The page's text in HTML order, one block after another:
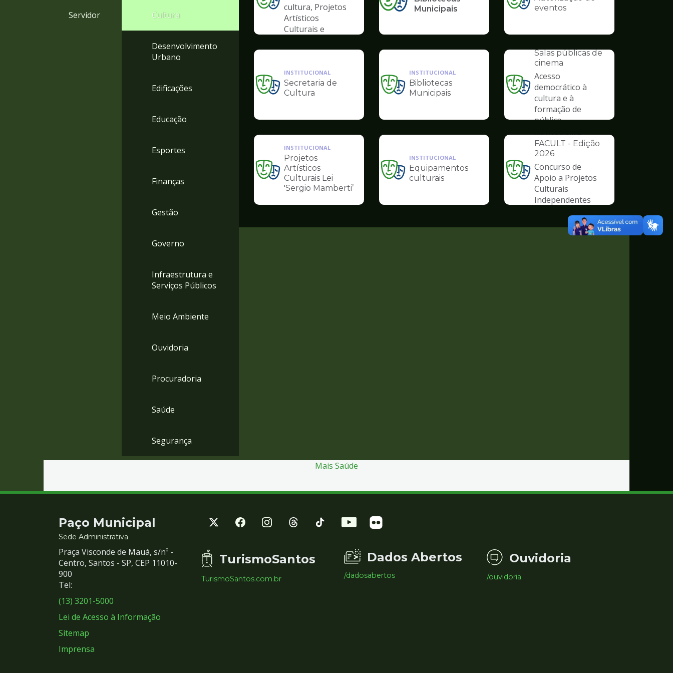
Servidor Cultura
Desenvolvimento
Urbano
Edificações
Educação
Esportes
Finanças
Gestão
Governo
Infraestrutura e
Serviços Públicos
Meio Ambiente
Ouvidoria
Procuradoria
Saúde
Segurança
Ilustração
pagina
de
Cultura
cultura, Projetos
Artísticos
Culturais e
Periferias
Municipais
Ilustração
de
Cultura
eventos
Ilustração
de
Cultura
INSTITUCIONAL
Secretaria de
Cultura
Ilustração
de
Cultura
INSTITUCIONAL
Bibliotecas
Municipais
Ilustração
pagina
de
Cultura
Salas públicas de
cinema
Acesso
democrático à
cultura e à
formação de
público
Ilustração
de
INSTITUCIONAL
Projetos
Artísticos
Culturais Lei
'Sergio Mamberti’
Ilustração
de
INSTITUCIONAL
Equipamentos
culturais
Ilustração
pagina
de
INSTITUCIONAL
FACULT - Edição
2026
Concurso de
Apoio a Projetos
Culturais
Independentes
Mais Saúde
Contato
e
Redes
Sociais
Paço Municipal
Sede Administrativa
Praça Visconde de Mauá, s/nº -
Centro, Santos - SP, CEP 11010-
900
Tel:
(13) 3201-5000
Lei de Acesso à Informação
Sitemap
Imprensa
TurismoSantos
TurismoSantos.com.br
Dados Abertos
/dadosabertos
Ouvidoria
/ouvidoria